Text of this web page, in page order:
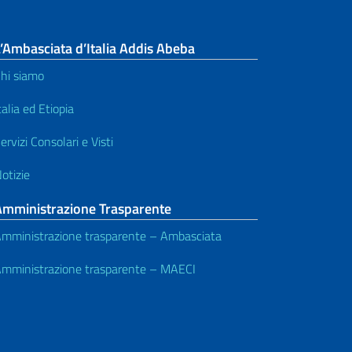
d’Italia Addis Abeba
siamo
ed Etiopia
Consolari e Visti
Trasparente
trasparente – Ambasciata
trasparente – MAECI